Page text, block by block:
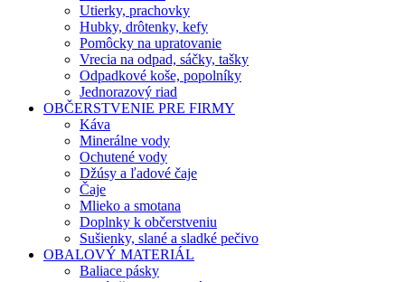
Utierky, prachovky
Hubky, drôtenky, kefy
Pomôcky na upratovanie
Vrecia na odpad, sáčky, tašky
Odpadkové koše, popolníky
Jednorazový riad
OBČERSTVENIE PRE FIRMY
Káva
Minerálne vody
Ochutené vody
Džúsy a ľadové čaje
Čaje
Mlieko a smotana
Doplnky k občerstveniu
Sušienky, slané a sladké pečivo
OBALOVÝ MATERIÁL
Baliace pásky